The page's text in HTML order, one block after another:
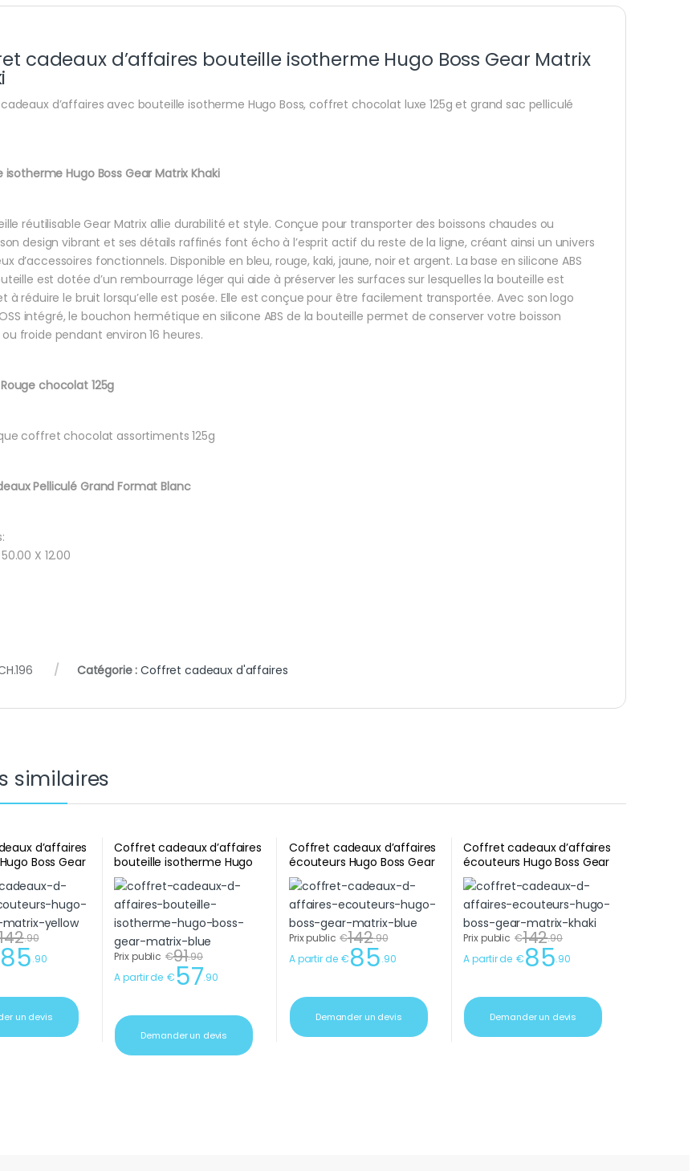
cadeaux d’affaires bouteille isotherme Hugo Boss Gear Matrix
d’affaires avec bouteille isotherme Hugo Boss, coffret chocolat luxe 125g et grand sac pelliculé
isotherme Hugo Boss Gear Matrix Khaki
réutilisable Gear Matrix allie durabilité et style. Conçue pour transporter des boissons chaudes ou
design vibrant et ses détails raffinés font écho à l’esprit actif du reste de la ligne, créant ainsi un univers
d’accessoires fonctionnels. Disponible en bleu, rouge, kaki, jaune, noir et argent. La base en silicone ABS
est dotée d’un rembourrage léger qui aide à préserver les surfaces sur lesquelles la bouteille est
à réduire le bruit lorsqu’elle est posée. Elle est conçue pour être facilement transportée. Avec son logo
intégré, le bouchon hermétique en silicone ABS de la bouteille permet de conserver votre boisson
froide pendant environ 16 heures.
chocolat 125g
coffret chocolat assortiments 125g
Pelliculé Grand Format Blanc
X 12.00
Catégorie :Coffret cadeaux d'affaires
similaires
d’affaires
Boss Gear
.90
85.90
un devis
Coffret cadeaux d’affaires
bouteille isotherme Hugo
Boss Gear Matrix Blue
Prix public €91.90
A partir de €57.90
Demander un devis
Coffret cadeaux d’affaires
écouteurs Hugo Boss Gear
Matrix Blue
Prix public €142.90
A partir de €85.90
Demander un devis
Coffret cadeaux d’affaires
écouteurs Hugo Boss Gear
Matrix Khaki
Prix public €142.90
A partir de €85.90
Demander un devis